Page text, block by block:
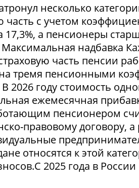
несколько
с учетом
а пенсионеры
надбавка
часть пенсии
тремя пенсионными
2026 году стоимость
ежемесячная
пенсионером
правовому договору,
относятся к этой
2025 года в